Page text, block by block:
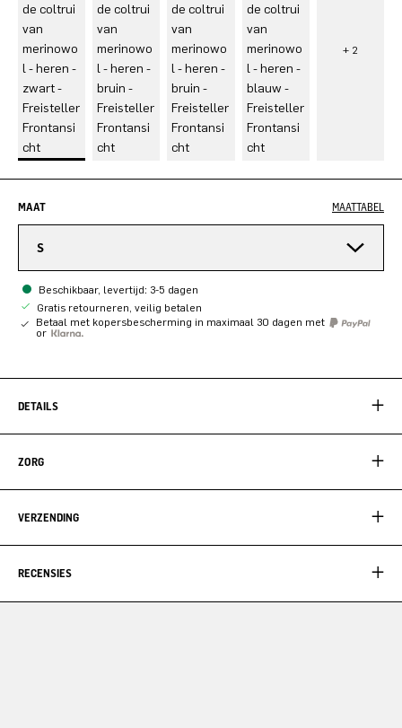
MAAT MAATTABEL
S
Beschikbaar, levertijd: 3-5 dagen
Gratis retourneren, veilig betalen
Betaal met kopersbescherming in maximaal 30 dagen met
or
DETAILS
ZORG
VERZENDING
RECENSIES